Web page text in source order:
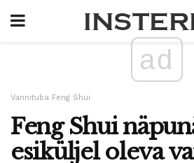
ad
Vannituba Feng Shui
Feng Shui
esiküljel oleva